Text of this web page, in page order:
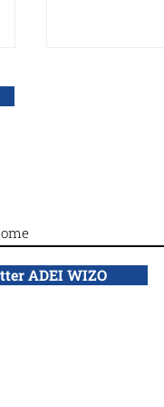
Silenced
il silenzio
7 ottobre
ADEI WIZO